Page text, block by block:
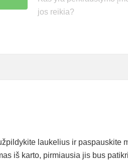
jos reikia?
laukelius ir paspauskite
iš karto, pirmiausia jis bus